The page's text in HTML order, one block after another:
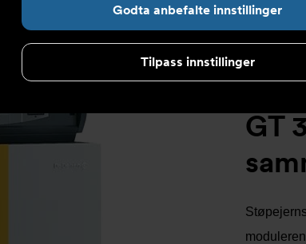
Godta anbefalte innstillinger
Tilpass innstillinger
GT